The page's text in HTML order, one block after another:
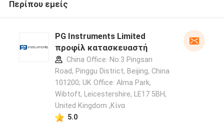
Περίπου εμείς
PG Instruments Limited
προφίλ κατασκευαστή
China Office: No.3 Pingsan
Road, Pinggu District, Beijing, China
101200; UK Office: Alma Park,
Wibtoft, Leicestershire, LE17 5BH,
United Kingdom ,Κίνα
5.0